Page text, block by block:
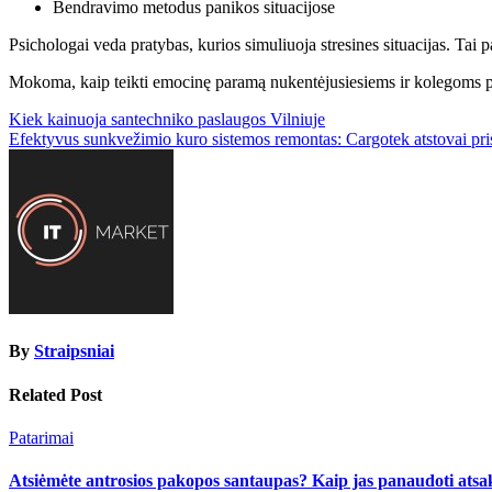
Bendravimo metodus panikos situacijose
Psichologai veda pratybas, kurios simuliuoja stresines situacijas.
Mokoma, kaip teikti emocinę paramą nukentėjusiesiems ir
Navigacija
tarp
Kiek kainuoja santechniko paslaugos Vilniuje
Efektyvus sunkvežimio kuro sistemos remontas: Cargotek atstovai
By Straipsniai
Related Post
Patarimai
Atsiėmėte antrosios pakopos santaupas? Kaip jas panaudoti